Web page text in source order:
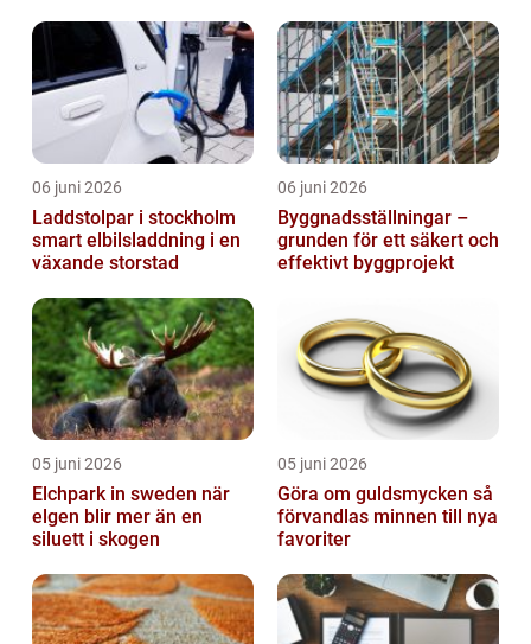
06 juni 2026
Laddstolpar i stockholm
smart elbilsladdning i en
växande storstad
06 juni 2026
Byggnadsställningar –
grunden för ett säkert och
effektivt byggprojekt
05 juni 2026
Elchpark in sweden när
elgen blir mer än en
siluett i skogen
05 juni 2026
Göra om guldsmycken så
förvandlas minnen till nya
favoriter